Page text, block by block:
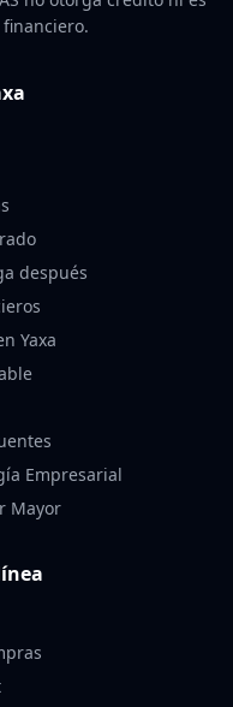
después
Yaxa
Empresarial
Mayor